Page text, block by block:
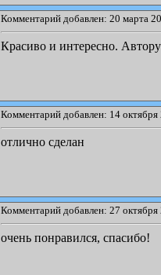
Комментарий добавлен: 20 марта
Красиво и интересно.
Комментарий добавлен: 14
отлично сделан
Комментарий добавлен: 27
очень понравился, спасибо!